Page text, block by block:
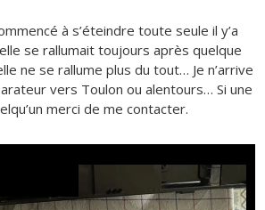
à s’éteindre toute seule il y’a
se rallumait toujours après quelque
ne se rallume plus du tout… Je n’arrive
vers Toulon ou alentours… Si une
merci de me contacter.